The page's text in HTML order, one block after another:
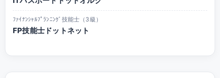
ﾌｧｲﾅﾝｼｬﾙﾌﾟﾗﾝﾆﾝｸﾞ技能士（3級）
FP技能士ドットネット